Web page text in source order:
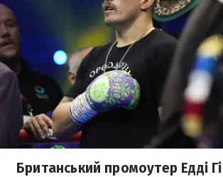
Британський промоутер Едді